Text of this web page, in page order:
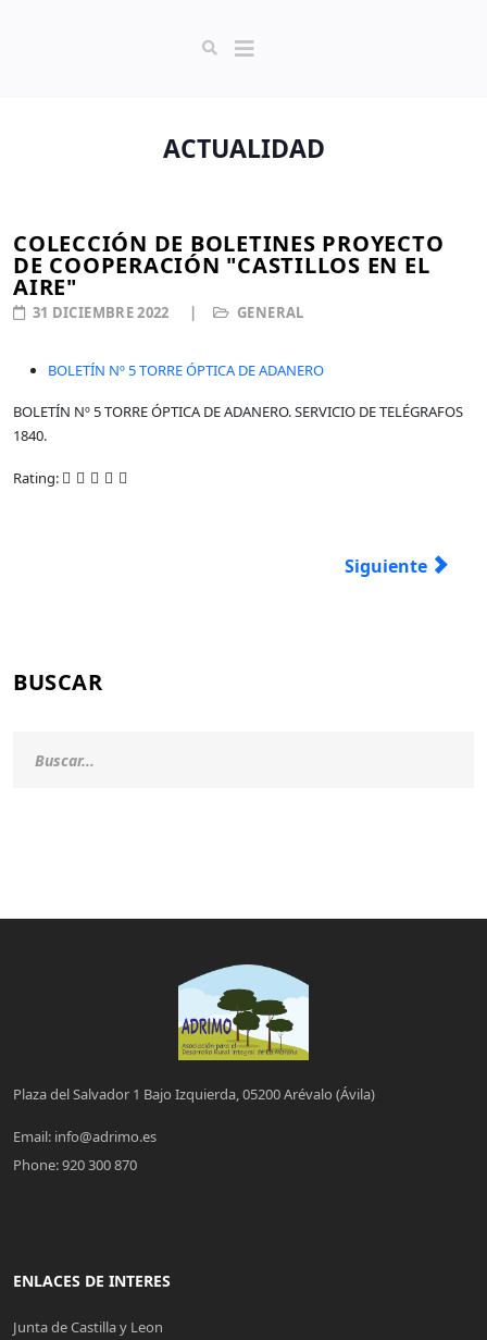
ACTUALIDAD
COLECCIÓN DE BOLETINES PROYECTO
DE COOPERACIÓN "CASTILLOS EN EL
AIRE"
GENERAL
31 DICIEMBRE 2022
BOLETÍN Nº 5 TORRE ÓPTICA DE ADANERO
BOLETÍN Nº 5 TORRE ÓPTICA DE ADANERO. SERVICIO DE TELÉGRAFOS
1840.
Rating:
Artículo
Siguiente
BUSCAR
Plaza del Salvador 1 Bajo Izquierda, 05200 Arévalo (Ávila)
Email: info@adrimo.es
Phone:920 300 870
ENLACES DE INTERES
Junta de Castilla y Leon